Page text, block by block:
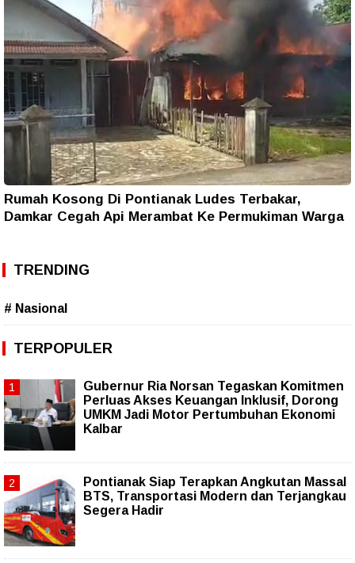
Rumah Kosong Di Pontianak Ludes Terbakar,
Damkar Cegah Api Merambat Ke Permukiman Warga
TRENDING
# Nasional
TERPOPULER
Gubernur Ria Norsan Tegaskan Komitmen
Perluas Akses Keuangan Inklusif, Dorong
UMKM Jadi Motor Pertumbuhan Ekonomi
Kalbar
Pontianak Siap Terapkan Angkutan Massal
BTS, Transportasi Modern dan Terjangkau
Segera Hadir